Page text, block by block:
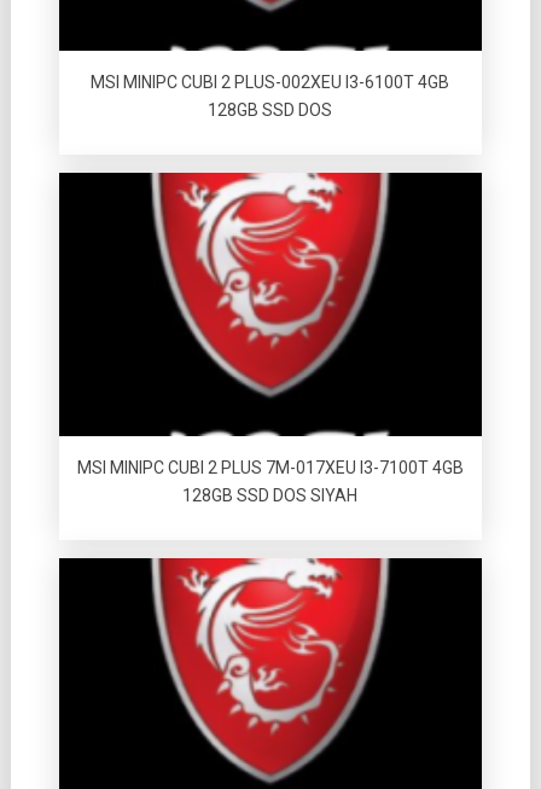
MSI MINIPC CUBI 2 PLUS-002XEU I3-6100T 4GB
128GB SSD DOS
MSI MINIPC CUBI 2 PLUS 7M-017XEU I3-7100T 4GB
128GB SSD DOS SIYAH